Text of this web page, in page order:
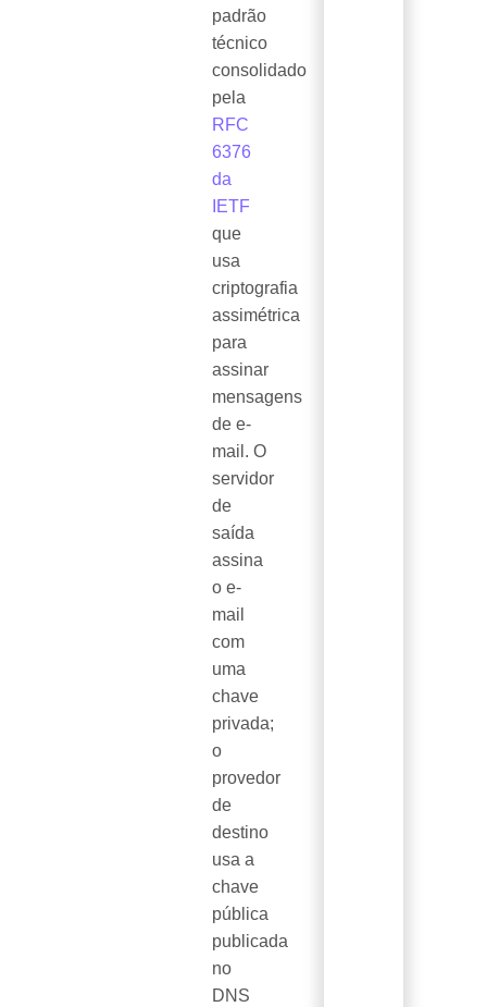
padrão
técnico
consolidado
pela
RFC
6376
da
IETF
que
usa
criptografia
assimétrica
para
assinar
mensagens
de e-
mail. O
servidor
de
saída
assina
o e-
mail
com
uma
chave
privada;
o
provedor
de
destino
usa a
chave
pública
publicada
no
DNS